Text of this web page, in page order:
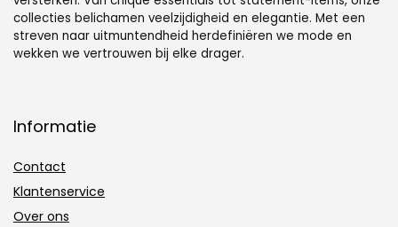
collecties belichamen veelzijdigheid en elegantie. Met een
streven naar uitmuntendheid herdefiniëren we mode en
wekken we vertrouwen bij elke drager.
Informatie
Contact
Klantenservice
Over ons